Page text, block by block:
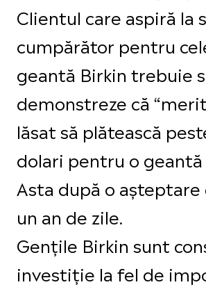
Clientul care aspiră la
cumpărător pentru
geantă Birkin trebuie
demonstreze că
lăsat să plătească
dolari pentru o geantă
Asta după o
un an de zile.
Gențile Birkin sunt
investiție la fel de